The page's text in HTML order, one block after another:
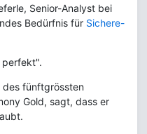
Senior-Analyst bei
Bedürfnis für Sichere-
perfekt".
des fünftgrössten
Gold, sagt, dass er